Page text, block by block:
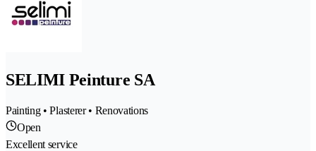
SELIMI Peinture SA
Painting • Plasterer • Renovations
Open
Excellent service